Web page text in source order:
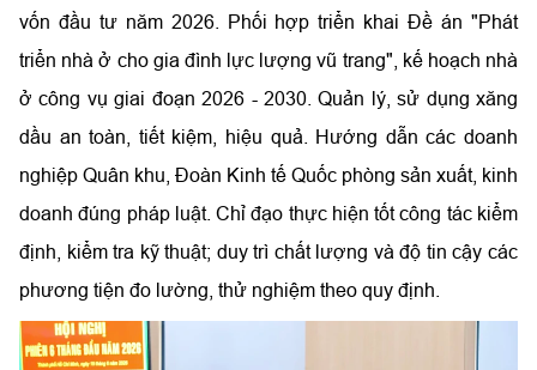
vốn đầu tư năm 2026. Phối hợp triển khai Đề án "Phát
triển nhà ở cho gia đình lực lượng vũ trang", kế hoạch nhà
ở công vụ giai đoạn 2026 - 2030. Quản lý, sử dụng xăng
dầu an toàn, tiết kiệm, hiệu quả. Hướng dẫn các doanh
nghiệp Quân khu, Đoàn Kinh tế Quốc phòng sản xuất, kinh
doanh đúng pháp luật. Chỉ đạo thực hiện tốt công tác kiểm
định, kiểm tra kỹ thuật; duy trì chất lượng và độ tin cậy các
phương tiện đo lường, thử nghiệm theo quy định.